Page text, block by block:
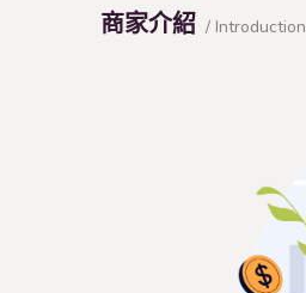
商家介紹 / Introduction